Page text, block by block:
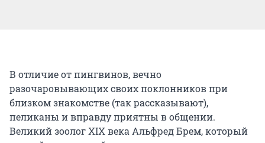
В отличие от пингвинов, вечно
разочаровывающих своих поклонников при
близком знакомстве (так рассказывают),
пеликаны и вправду приятны в общении.
Великий зоолог ХIХ века Альфред Брем, который